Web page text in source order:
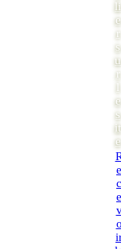
li
e
r
s
u
r
e
s
it
e
e
c
e